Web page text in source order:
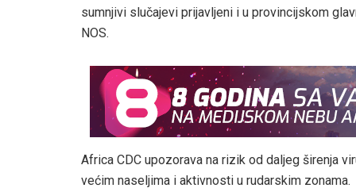
sumnjivi slučajevi prijavljeni i u provincijskom
NOS.
Africa CDC upozorava na rizik od daljeg širenja
većim naseljima i aktivnosti u rudarskim zonama.